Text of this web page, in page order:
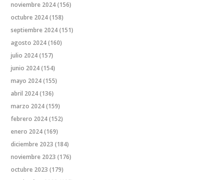
noviembre 2024(156)
octubre 2024(158)
septiembre 2024(151)
agosto 2024(160)
julio 2024(157)
junio 2024(154)
mayo 2024(155)
abril 2024(136)
marzo 2024(159)
febrero 2024(152)
enero 2024(169)
diciembre 2023 (184)
noviembre 2023 (176)
octubre 2023 (179)